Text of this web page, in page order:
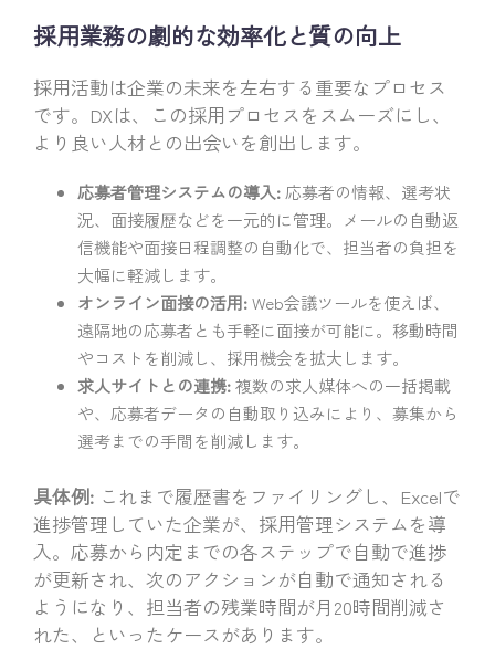
採用業務の劇的な効率化と質の向上
採用活動は企業の未来を左右する重要なプロセス
です。DXは、この採用プロセスをスムーズにし、
より良い人材との出会いを創出します。
応募者管理システムの導入: 応募者の情報、選考状
況、面接履歴などを一元的に管理。メールの自動返
信機能や面接日程調整の自動化で、担当者の負担を
大幅に軽減します。
オンライン面接の活用:Web会議ツールを使えば、
遠隔地の応募者とも手軽に面接が可能に。移動時間
やコストを削減し、採用機会を拡大します。
求人サイトとの連携:複数の求人媒体への一括掲載
や、応募者データの自動取り込みにより、募集から
選考までの手間を削減します。
具体例: これまで履歴書をファイリングし、Excelで
進捗管理していた企業が、採用管理システムを導
入。応募から内定までの各ステップで自動で進捗
が更新され、次のアクションが自動で通知される
ようになり、担当者の残業時間が月20時間削減さ
れた、といったケースがあります。